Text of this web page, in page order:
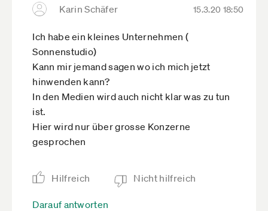
Karin Schäfer 15.3.20 18:50
Ich habe ein kleines Unternehmen (
Sonnenstudio)
Kann mir jemand sagen wo ich mich jetzt
hinwenden kann?
In den Medien wird auch nicht klar was zu tun
ist.
Hier wird nur über grosse Konzerne
gesprochen
Hilfreich Nicht hilfreich
Darauf antworten